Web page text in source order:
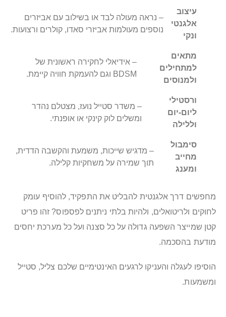
עיצוב
אלגנטי
ונקי
– נראה מעולה לבד או בשילוב עם אביזרים
נוספים מעולמות אביזרי סאדו, קולרים ורצועות.
מתאים
למתחילים
ולמנוסים
– אידיאלי לחקירה ראשונית של
BDSM וגם להעמקת חוויה קיימת.
ורסטילי
ליום‑יום
וללילה
– משדר סטייל נועז, מצטלם נהדר
ומשלים לוק קינקי או אופנתי.
סימבול
מחייב
ומענג
– מדגיש שייכות, משמעת והקשבה הדדית,
תוך שמירה על משחקיות קלילה.
מחפשים דרך אלגנטית להבליט את התפקיד, להוסיף עומק
לחוקים ולריטואלים, ולהיות בלתי ניתנים לפספוס? זהו פריט
קטן שמייצר השפעה גדולה על כל סצנה ועל כל מערכת יחסים
מודעת בהסכמה.
הוסיפו לעגלה והעניקו לרגעים האינטימיים שלכם צליל, סטייל
ומשמעות.